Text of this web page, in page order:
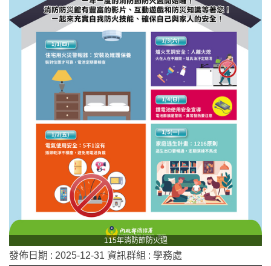
115年消防節防火週
發佈日期 : 2025-12-31 資訊群組 : 學務處